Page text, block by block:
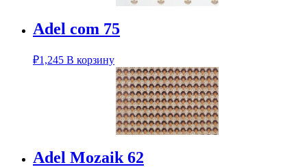
Adel com 75
₽1,245 В корзину
Adel Mozaik 62